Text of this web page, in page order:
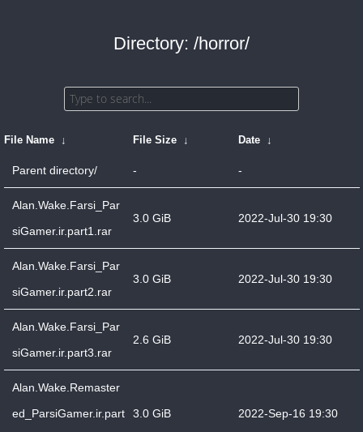
Directory: /horror/
File Name ↓ File Size ↓ Date ↓
Parent directory/ - -
Alan.Wake.Farsi_Par
siGamer.ir.part1.rar
3.0 GiB 2022-Jul-30 19:30
Alan.Wake.Farsi_Par
siGamer.ir.part2.rar
3.0 GiB 2022-Jul-30 19:30
Alan.Wake.Farsi_Par
siGamer.ir.part3.rar
2.6 GiB 2022-Jul-30 19:30
Alan.Wake.Remaster
ed_ParsiGamer.ir.part
3.0 GiB 2022-Sep-16 19:30